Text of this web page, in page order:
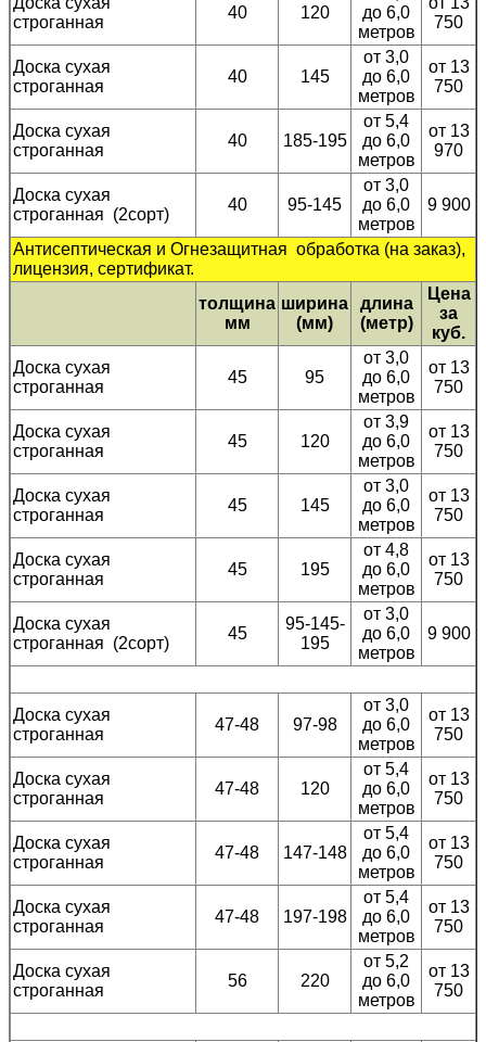
строганная
40 120
до 6,0
метров
750
Доска сухая
строганная
40 145
от 3,0
до 6,0
метров
от 13
750
Доска сухая
строганная
40 185-195
от 5,4
до 6,0
метров
от 13
970
Доска сухая
строганная (2сорт)
40 95-145
от 3,0
до 6,0
метров
9 900
Антисептическая и Огнезащитная обработка (на заказ),
лицензия, сертификат.
толщина
мм
ширина
(мм)
длина
(метр)
Цена
за
куб.
Доска сухая
строганная
45 95
от 3,0
до 6,0
метров
от 13
750
Доска сухая
строганная
45 120
от 3,9
до 6,0
метров
от 13
750
Доска сухая
строганная
45 145
от 3,0
до 6,0
метров
от 13
750
Доска сухая
строганная
45 195
от 4,8
до 6,0
метров
от 13
750
Доска сухая
строганная (2сорт)
45
95-145-
195
от 3,0
до 6,0
метров
9 900
Доска сухая
строганная
47-48 97-98
от 3,0
до 6,0
метров
от 13
750
Доска сухая
строганная
47-48 120
от 5,4
до 6,0
метров
от 13
750
Доска сухая
строганная
47-48 147-148
от 5,4
до 6,0
метров
от 13
750
Доска сухая
строганная
47-48 197-198
от 5,4
до 6,0
метров
от 13
750
Доска сухая
строганная
56 220
от 5,2
до 6,0
метров
от 13
750